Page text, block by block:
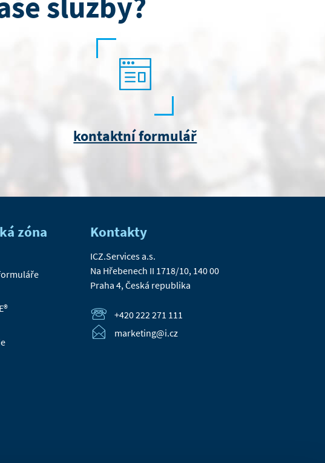
kontaktní formulář
zóna Kontakty
ICZ.Services a.s.
Na Hřebenech II 1718/10, 140 00
Praha 4, Česká republika
+420 222 271 111
marketing@i.cz